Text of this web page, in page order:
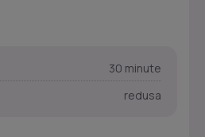
30 minute
redusa